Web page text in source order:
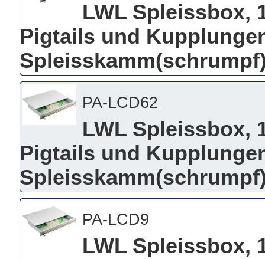
LWL Spleissbox,
Pigtails und
PA-LCD62
LWL Spleissbox,
Pigtails und
PA-LCD9
LWL Spleissbox,